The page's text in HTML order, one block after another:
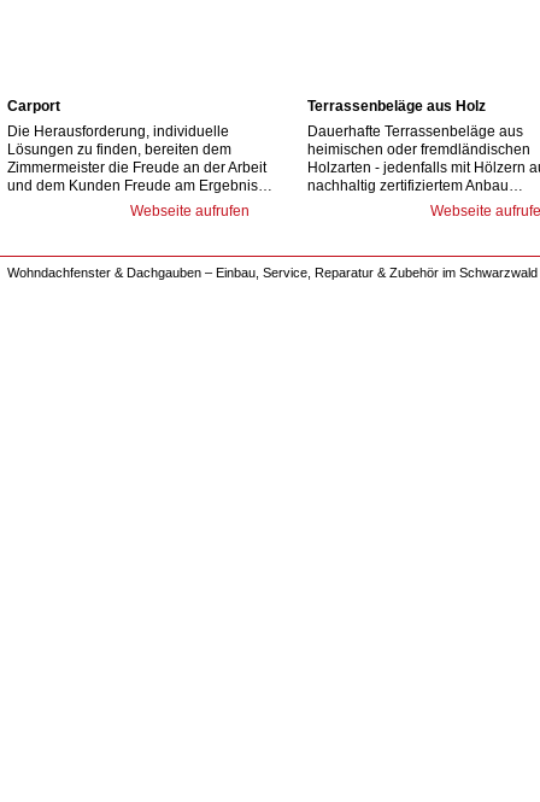
Carport
Die Herausforderung, individuelle
Lösungen zu finden, bereiten dem
Zimmermeister die Freude an der Arbeit
und dem Kunden Freude am Ergebnis…
Webseite aufrufen
Terrassenbeläge aus Holz
Dauerhafte Terrassenbeläge aus
heimischen oder fremdländischen
Holzarten - jedenfalls mit Hölzern
nachhaltig zertifiziertem Anbau…
Webseite
Wohndachfenster & Dachgauben – Einbau, Service, Reparatur & Zubehör im